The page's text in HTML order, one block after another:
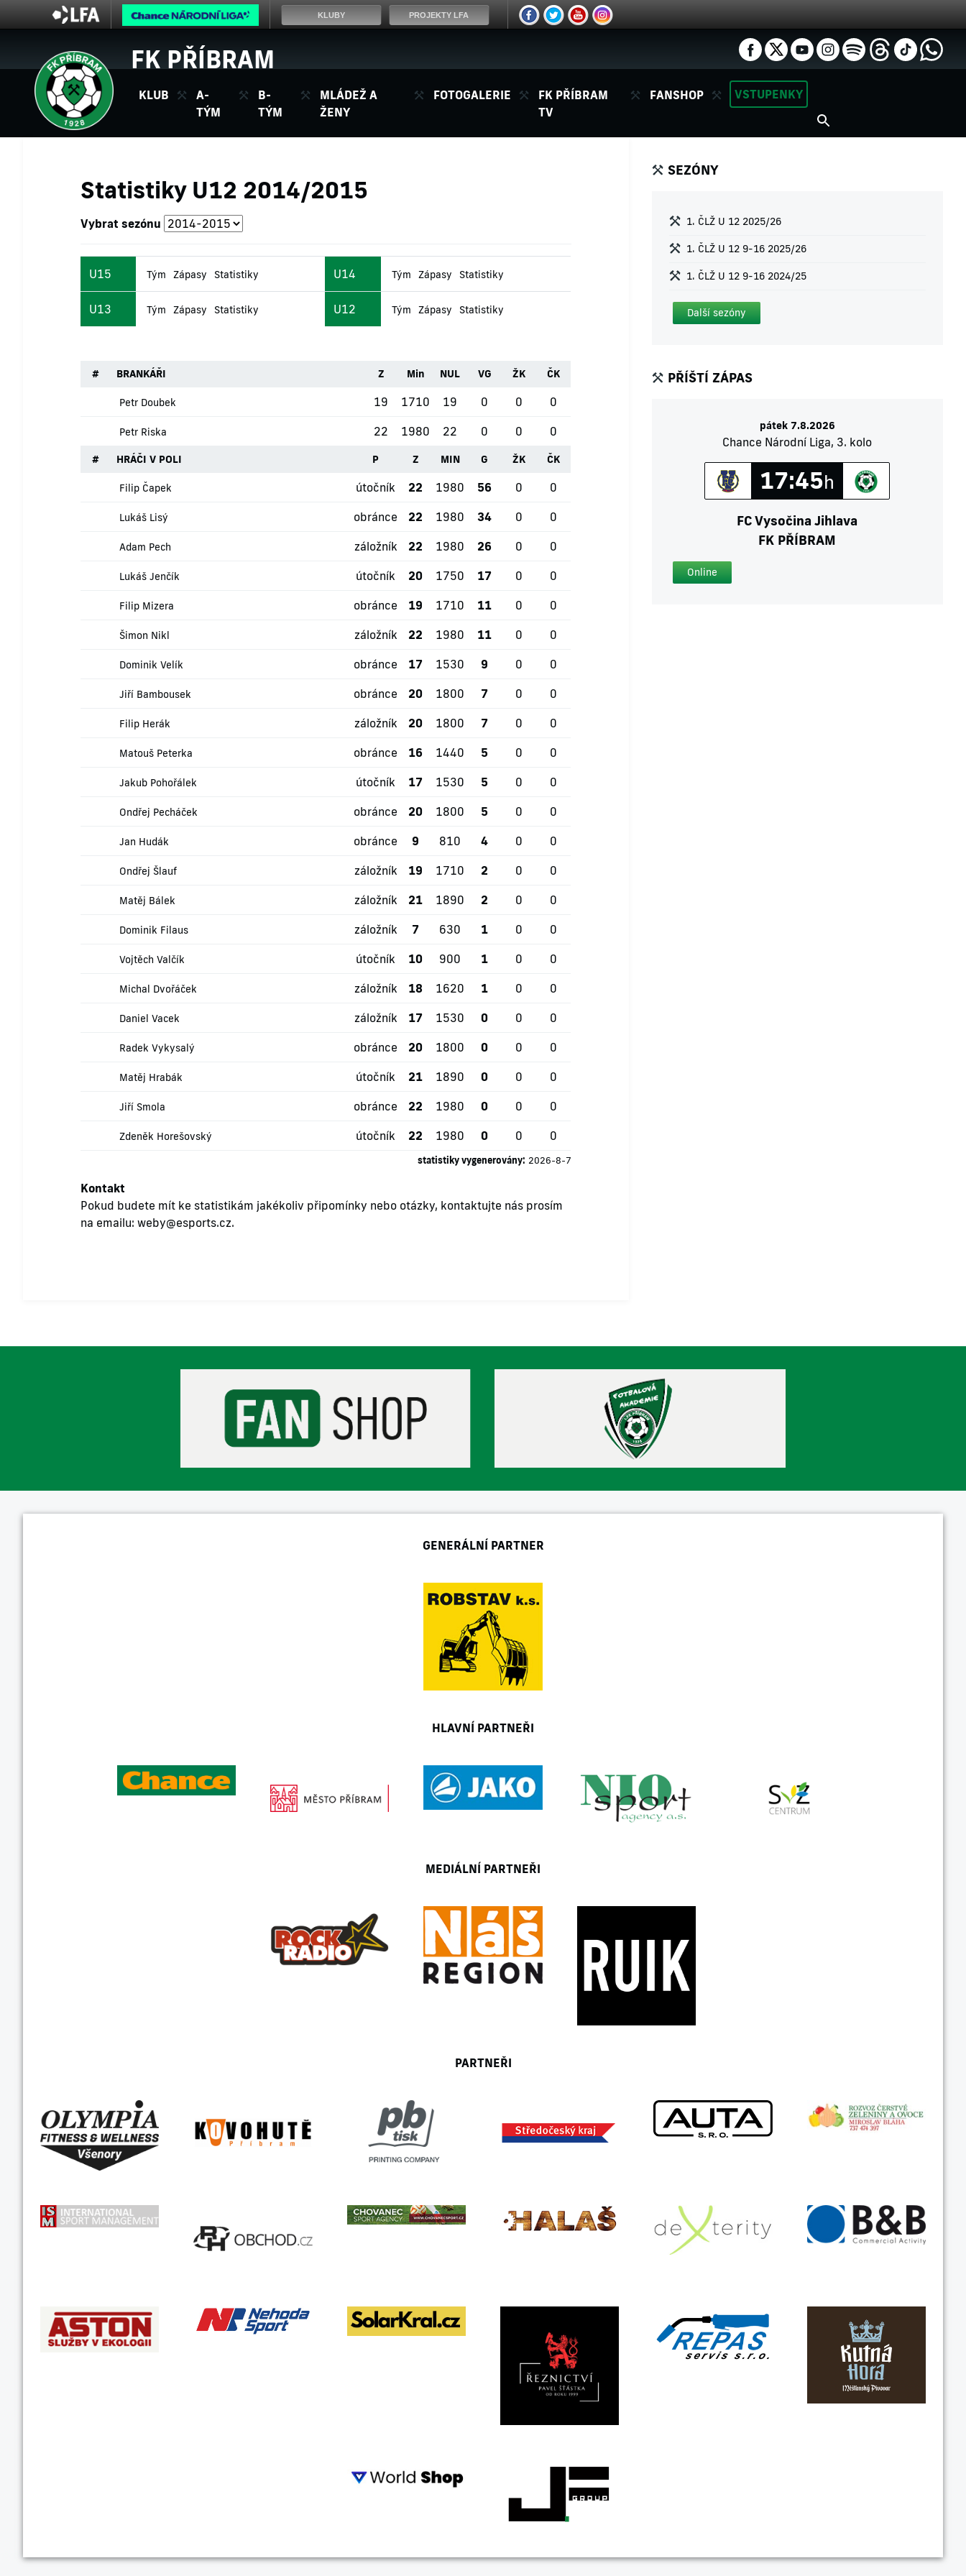
FK PŘÍBRAM
KLUB
A-
TÝM
B-
TÝM
MLÁDEŽ A
ŽENY
FOTOGALERIE
FK PŘÍBRAM
TV
FANSHOP VSTUPENKY
Statistiky U12 2014/2015
Vybrat sezónu
U15 Tým Zápasy Statistiky U14 Tým Zápasy Statistiky
U13 Tým Zápasy Statistiky U12 Tým Zápasy Statistiky
# BRANKÁŘI Z Min NUL VG ŽK ČK
Petr Doubek 19 1710 19 0 0 0
Petr Riska 22 1980 22 0 0 0
# HRÁČI V POLI P Z MIN G ŽK ČK
Filip Čapek útočník 22 1980 56 0 0
Lukáš Lisý obránce 22 1980 34 0 0
Adam Pech záložník 22 1980 26 0 0
Lukáš Jenčík útočník 20 1750 17 0 0
Filip Mizera obránce 19 1710 11 0 0
Šimon Nikl záložník 22 1980 11 0 0
Dominik Velík obránce 17 1530 9 0 0
Jiří Bambousek obránce 20 1800 7 0 0
Filip Herák záložník 20 1800 7 0 0
Matouš Peterka obránce 16 1440 5 0 0
Jakub Pohořálek útočník 17 1530 5 0 0
Ondřej Pecháček obránce 20 1800 5 0 0
Jan Hudák obránce 9 810 4 0 0
Ondřej Šlauf záložník 19 1710 2 0 0
Matěj Bálek záložník 21 1890 2 0 0
Dominik Filaus záložník 7 630 1 0 0
Vojtěch Valčík útočník 10 900 1 0 0
Michal Dvořáček záložník 18 1620 1 0 0
Daniel Vacek záložník 17 1530 0 0 0
Radek Vykysalý obránce 20 1800 0 0 0
Matěj Hrabák útočník 21 1890 0 0 0
Jiří Smola obránce 22 1980 0 0 0
Zdeněk Horešovský útočník 22 1980 0 0 0
statistiky vygenerovány: 2026-8-7
Kontakt
Pokud budete mít ke statistikám jakékoliv připomínky nebo otázky, kontaktujte nás prosím
na emailu: weby@esports.cz.
SEZÓNY
1. ČLŽ U 12 2025/26
1. ČLŽ U 12 9-16 2025/26
1. ČLŽ U 12 9-16 2024/25
Další sezóny
PŘÍŠTÍ ZÁPAS
pátek 7.8.2026
Chance Národní Liga, 3. kolo
17:45h
FC Vysočina Jihlava
FK PŘÍBRAM
Online
GENERÁLNÍ PARTNER
HLAVNÍ PARTNEŘI
MEDIÁLNÍ PARTNEŘI
PARTNEŘI
KLUBY PROJEKTY LFA